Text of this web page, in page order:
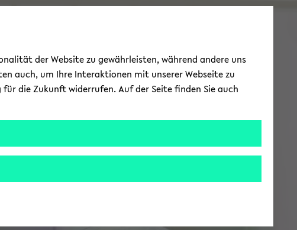
der Website zu gewährleisten, während andere uns
auch, um Ihre Interaktionen mit unserer Webseite zu
die Zukunft widerrufen. Auf der Seite finden Sie auch